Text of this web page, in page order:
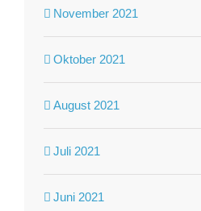
November 2021
Oktober 2021
August 2021
Juli 2021
Juni 2021